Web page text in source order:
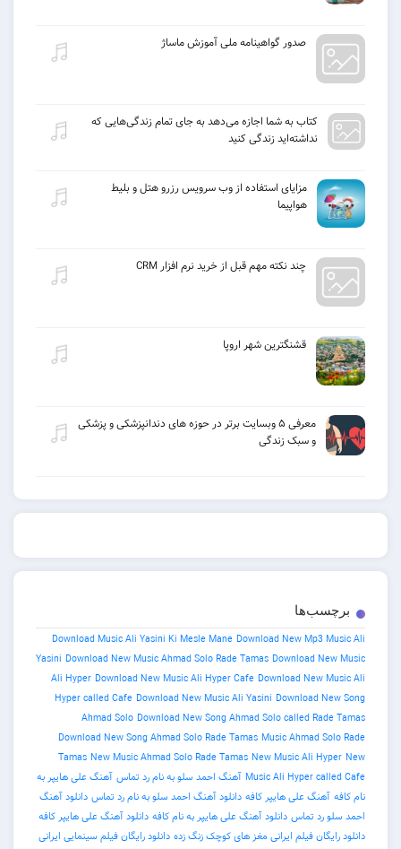
صدور گواهینامه ملی آموزش ماساژ
كتاب به شما اجازه می‌دهد به جای تمام زندگی‌هایی كه
نداشته‌اید زندگی كنید
مزایای استفاده از وب سرویس رزرو هتل و بلیط
هواپیما
چند نکته مهم قبل از خرید نرم افزار CRM
قشنگترین شهر اروپا
معرفی ۵ وبسایت برتر در حوزه های دندانپزشکی و پزشکی
و سبک زندگی
Download Music Ali Yasini Ki Mesle Mane Download New
Yasini Download New Music Ahmad Solo Rade Tamas Download
Ali Hyper Download New Music Ali Hyper Cafe Download
Hyper called Cafe Download New Music Ali Yasini Download
Ahmad Solo Download New Song Ahmad Solo called
Download New Song Ahmad Solo Rade Tamas Music Ahmad
Tamas New Music Ahmad Solo Rade Tamas New Music Ali
Music Ali Hyper آهنگ احمد سلو به نام رد تماس آهنگ علی هایپر به
علی هایپر کافه دانلود آهنگ احمد سلو به نام رد تماس دانلود آهنگ
دانلود آهنگ علی هایپر به نام کافه دانلود آهنگ علی هایپر کافه
فیلم ایرانی مغز های کوچک زنگ زده دانلود رایگان فیلم سینمایی ایرانی